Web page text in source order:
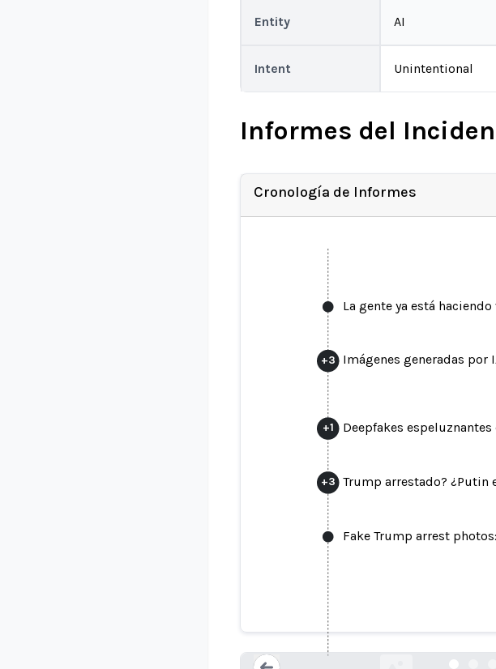
Entity AI
Intent Unintentional
Informes del
Cronología de Informes
La gente ya está
+3 Imágenes generadas por
+1 Deepfakes
+3 Trump arrestado? ¿Putin
Fake Trump arrest
La gente ya está